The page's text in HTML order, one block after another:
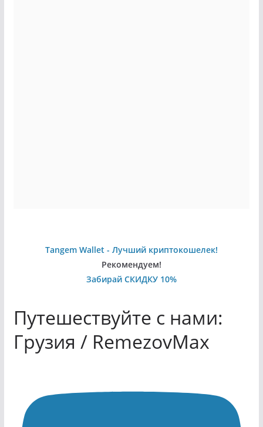
Tangem Wallet - Лучший криптокошелек!
Рекомендуем!
Забирай СКИДКУ 10%
Путешествуйте с нами:
Грузия / RemezovMax